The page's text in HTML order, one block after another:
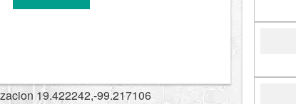
19.422242,-99.217106